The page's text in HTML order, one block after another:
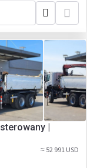
|
≈ 52 991 USD